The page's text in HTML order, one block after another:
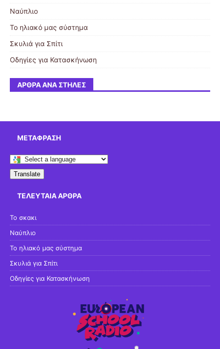
Ναύπλιο
Το ηλιακό μας σύστημα
Σκυλιά για Σπίτι
Οδηγίες για Κατασκήνωση
ΆΡΘΡΑ ΑΝΆ ΣΤΉΛΕΣ
ΜΕΤΆΦΡΑΣΗ
Translate
ΤΕΛΕΥΤΑΊΑ ΆΡΘΡΑ
Το σκακι
Ναύπλιο
Το ηλιακό μας σύστημα
Σκυλιά για Σπίτι
Οδηγίες για Κατασκήνωση